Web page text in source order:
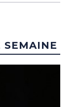
SEMAINE